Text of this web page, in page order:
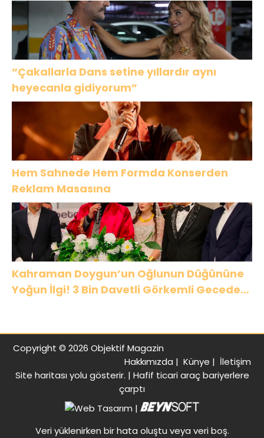
“Çakallarla Dans setine yıllardır aynı
heyecanla gidiyorum”
Hem Sahnede Hem Formda Konserden
Reklam Masasına
Kahraman Doygun’un Oğlunun Düğününe
Yoğun İlgi! 3 Bin Davetli Görkemli Gecede
Copyright © 2026 Objektif Magazin
Hakkımızda | Künye | İletişim
Site haritası yolu gösterir. | Hafif ticari araç bariyerlere
çarptı
|
Veri yüklenirken bir hata oluştu veya veri boş.